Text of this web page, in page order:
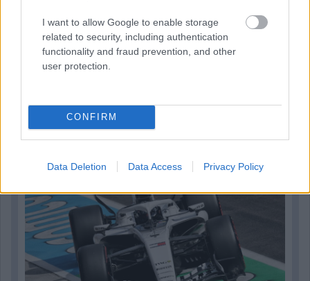
I want to allow Google to enable storage
related to security, including authentication
functionality and fraud prevention, and other
user protection.
CONFIRM
Data Deletion Data Access Privacy Policy
Hamarosan leáll az idei F1-es fejlesztésekkel a Cadillac